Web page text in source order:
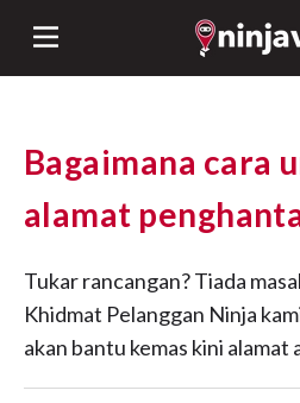
Bagaimana cara
alamat
Tukar rancangan? Tiada
Khidmat Pelanggan Ninja
akan bantu kemas kini alamat